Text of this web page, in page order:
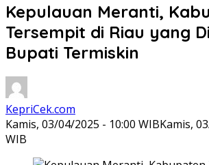
Kepulauan Meranti,
Tersempit di Riau yang
Bupati Termiskin
KepriCek.com
Kamis, 03/04/2025 - 10:00 WIBKamis,
WIB